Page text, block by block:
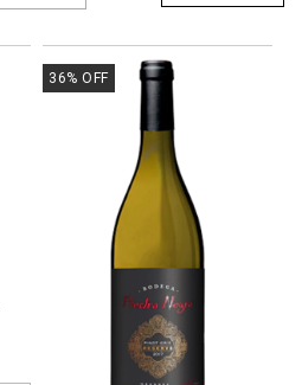
36% OFF